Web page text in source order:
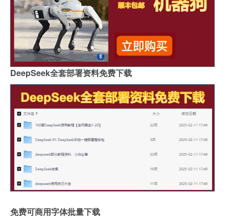
DeepSeek全套部署资料免费下载
免费可商用字体批量下载